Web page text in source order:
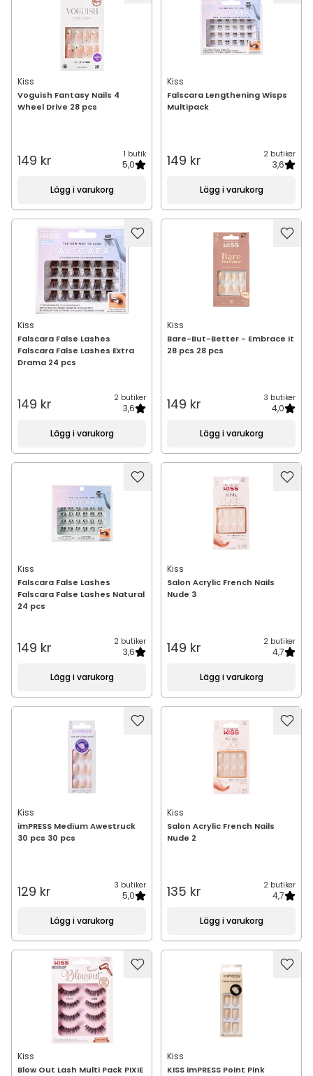
Kiss
Voguish Fantasy Nails 4
Wheel Drive 28 pcs
149 kr 1 butik
5,0
Lägg i varukorg
Kiss
Falscara Lengthening Wisps
Multipack
149 kr 2 butiker
3,6
Lägg i varukorg
Kiss
Falscara False Lashes
Falscara False Lashes Extra
Drama 24 pcs
149 kr 2 butiker
3,6
Lägg i varukorg
Kiss
Bare-But-Better - Embrace It
28 pcs 28 pcs
149 kr 3 butiker
4,0
Lägg i varukorg
Kiss
Falscara False Lashes
Falscara False Lashes Natural
24 pcs
149 kr 2 butiker
3,6
Lägg i varukorg
Kiss
Salon Acrylic French Nails
Nude 3
149 kr 2 butiker
4,7
Lägg i varukorg
Kiss
imPRESS Medium Awestruck
30 pcs 30 pcs
129 kr 3 butiker
5,0
Lägg i varukorg
Kiss
Salon Acrylic French Nails
Nude 2
135 kr 2 butiker
4,7
Lägg i varukorg
Kiss
Blow Out Lash Multi Pack PIXIE
Kiss
KISS imPRESS Point Pink